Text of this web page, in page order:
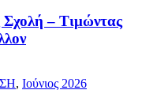
– Τιμώντας
, Ιούνιος 2026